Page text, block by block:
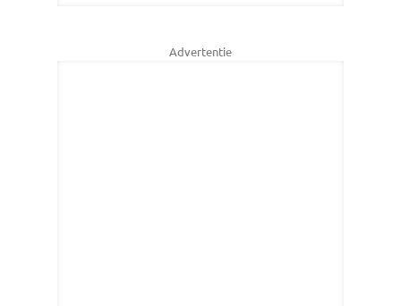
Advertentie